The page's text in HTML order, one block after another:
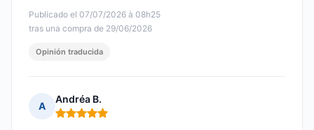
Publicado el 07/07/2026 à 08h25
tras una compra de 29/06/2026
Opinión traducida
A
Andréa B.
Nota: 5 de 5